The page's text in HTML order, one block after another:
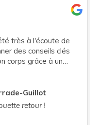
très à l'écoute de
des conseils clés
corps grâce à un
elle, maintenant je
Guillot
retour !